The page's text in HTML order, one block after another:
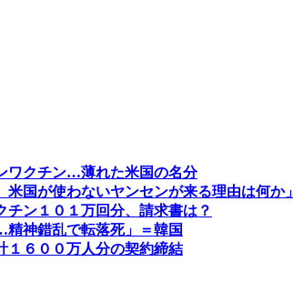
ワクチン…薄れた米国の名分
国が使わないヤンセンが来る理由は何か」
チン１０１万回分、請求書は？
精神錯乱で転落死」＝韓国
６００万人分の契約締結